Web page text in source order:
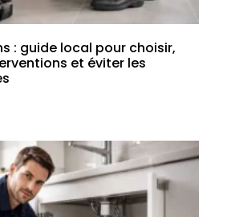
: guide local pour choisir,
et éviter les